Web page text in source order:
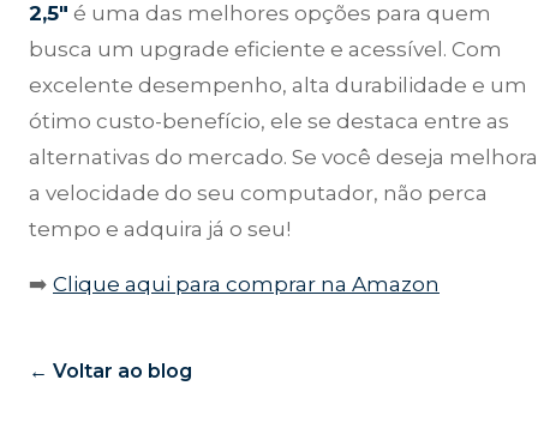
2,5″ é uma das melhores opções para quem
busca um upgrade eficiente e acessível. Com
excelente desempenho, alta durabilidade e um
ótimo custo-benefício, ele se destaca entre as
alternativas do mercado. Se você deseja
a velocidade do seu computador, não perca
tempo e adquira já o seu!
➡️ Clique aqui para comprar na Amazon
← Voltar ao blog